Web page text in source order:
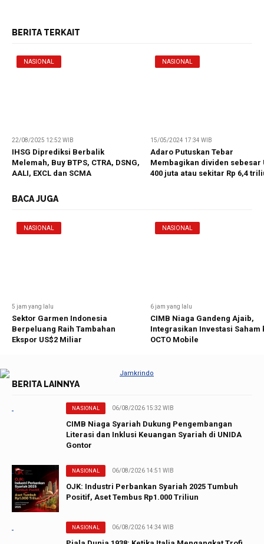
BERITA TERKAIT
NASIONAL
22/08/2025 12:52 WIB
IHSG Diprediksi Berbalik
Melemah, Buy BTPS, CTRA, DSNG,
AALI, EXCL dan SCMA
NASIONAL
15/05/2024 17:34 WIB
Adaro Putuskan Tebar
Membagikan dividen sebesar
400 juta atau sekitar Rp 6,4
BACA JUGA
NASIONAL
5 jam yang lalu
Sektor Garmen Indonesia
Berpeluang Raih Tambahan
Ekspor US$2 Miliar
NASIONAL
6 jam yang lalu
CIMB Niaga Gandeng Ajaib,
Integrasikan Investasi Saham
OCTO Mobile
BERITA LAINNYA
NASIONAL 06/08/2026 15:32 WIB
CIMB Niaga Syariah Dukung Pengembangan
Literasi dan Inklusi Keuangan Syariah di UNIDA
Gontor
NASIONAL 06/08/2026 14:51 WIB
OJK: Industri Perbankan Syariah 2025 Tumbuh
Positif, Aset Tembus Rp1.000 Triliun
NASIONAL 06/08/2026 14:34 WIB